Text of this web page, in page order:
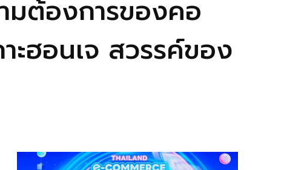
ต้องการของคอ
ะฮอนเจ สวรรค์ของ